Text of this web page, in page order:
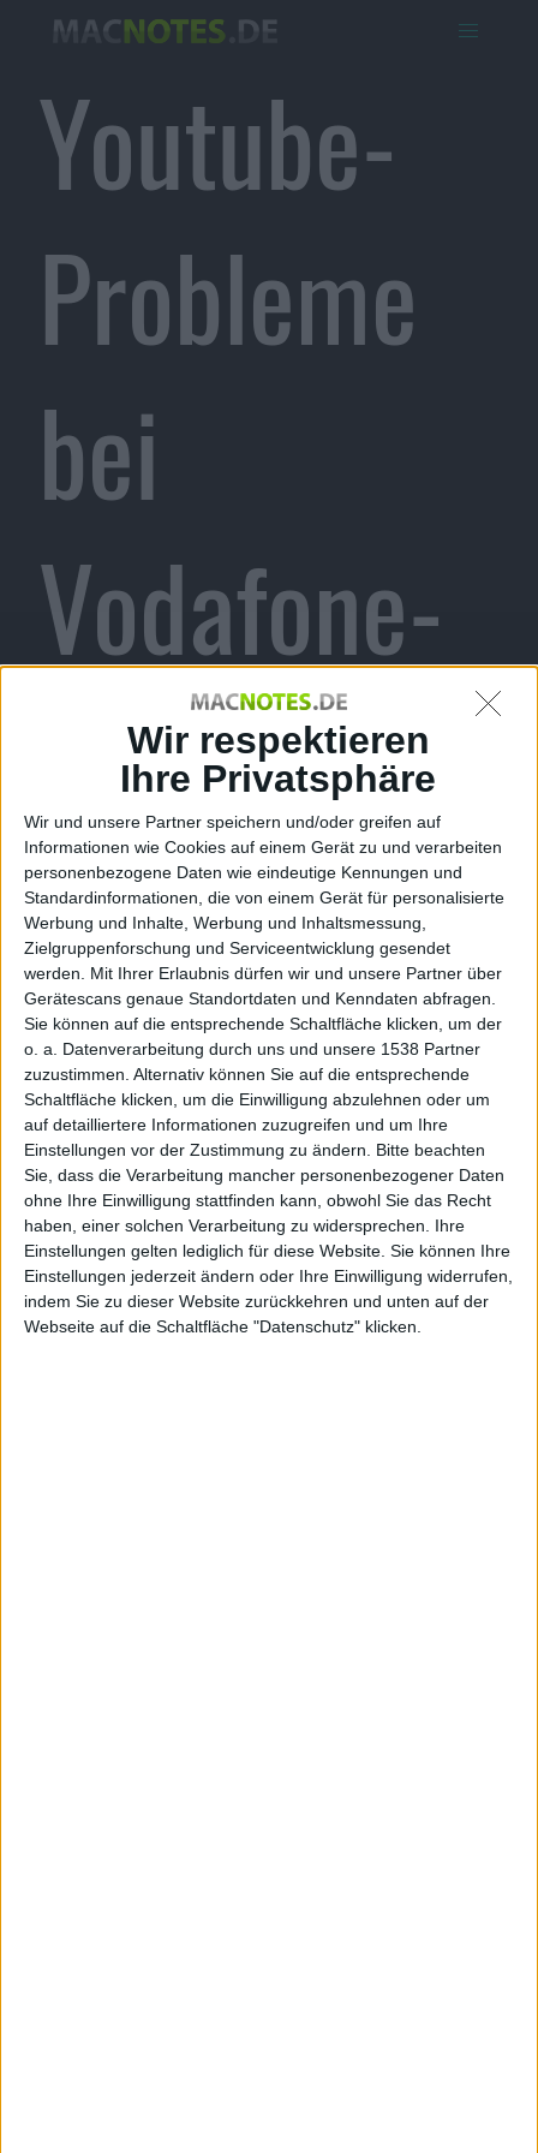
Wir respektieren
Ihre Privatsphäre
Wir und unsere Partner speichern und/oder greifen auf
Informationen wie Cookies auf einem Gerät zu und verarbeiten
personenbezogene Daten wie eindeutige Kennungen und
Standardinformationen, die von einem Gerät für personalisierte
Werbung und Inhalte, Werbung und Inhaltsmessung,
Zielgruppenforschung und Serviceentwicklung gesendet
werden.
Mit Ihrer Erlaubnis dürfen wir und unsere Partner über
Gerätescans genaue Standortdaten und Kenndaten abfragen.
Sie können auf die entsprechende Schaltfläche klicken, um der
o. a. Datenverarbeitung durch uns und unsere 1538 Partner
zuzustimmen. Alternativ können Sie auf die entsprechende
Schaltfläche klicken, um die Einwilligung abzulehnen oder um
auf detailliertere Informationen zuzugreifen und um Ihre
Einstellungen vor der Zustimmung zu ändern.
Bitte beachten
Sie, dass die Verarbeitung mancher personenbezogener Daten
ohne Ihre Einwilligung stattfinden kann, obwohl Sie das Recht
haben, einer solchen Verarbeitung zu widersprechen. Ihre
Einstellungen gelten lediglich für diese Website. Sie können Ihre
Einstellungen jederzeit ändern oder Ihre Einwilligung widerrufen,
indem Sie zu dieser Website zurückkehren und unten auf der
Webseite auf die Schaltfläche "Datenschutz" klicken.
Youtube-
Probleme
bei
Vodafone-
Kunden
gelöst
Alexander Trust, den 6. Dezember 2010
Einige Kunden von Vodafone haben in letzter Zeit
häufig Probleme gehabt beim Anschauen von
Youtube- Videos im Mobilfunknetz. Doch der Anbieter
hat schon kurze Zeit später ein Lösung parat, die wir
euch natürlich nicht vorenthalten möchten.
Die häufigste Fehlermeldung, die Nutzer erhielten, war
diejenige, dass der Server nicht ordnungsgemäß
konfiguriert sei. In 5 Schritten könnt ihr eueriPhone
oder euer iPadallerdings umkonfigurieren. Dazu
müsst ihr lediglich mit dem Mobile Safari folgenden